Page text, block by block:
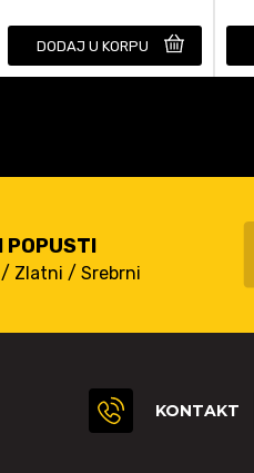
DODAJ U KORPU
POPUSTI
Zlatni / Srebrni
KONTAKT